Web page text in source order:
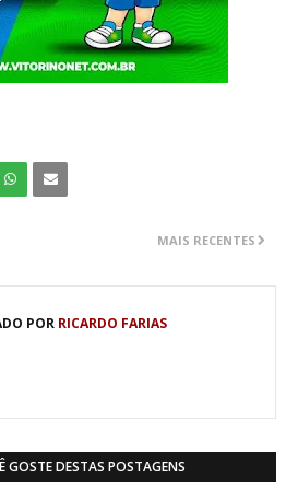
MAIS RECENTES
POR RICARDO FARIAS
GOSTE DESTAS POSTAGENS